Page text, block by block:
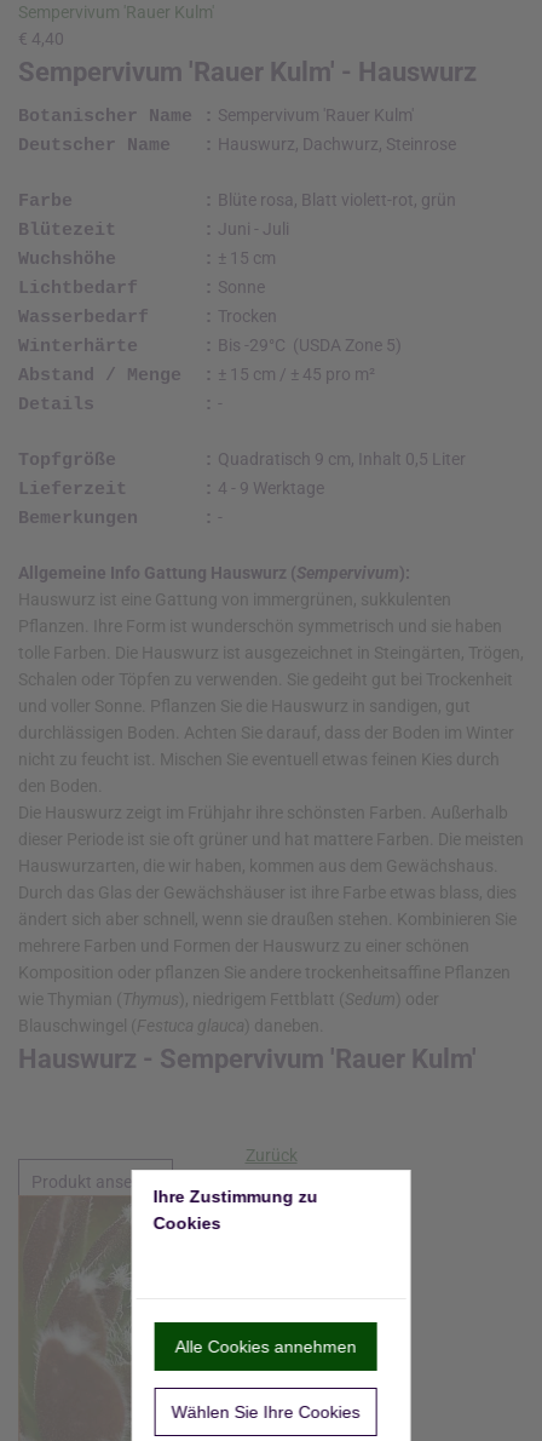
Sempervivum 'Rauer Kulm'
€ 4,40
Sempervivum 'Rauer Kulm' - Hauswurz
Botanischer Name : Sempervivum 'Rauer Kulm'
Deutscher Name : Hauswurz, Dachwurz, Steinrose
Farbe : Blüte rosa, Blatt violett-rot, grün
Blütezeit : Juni - Juli
Wuchshöhe : ± 15 cm
Lichtbedarf : Sonne
Wasserbedarf : Trocken
Winterhärte : Bis -29°C (USDA Zone 5)
Abstand / Menge : ± 15 cm / ± 45 pro m²
Details : -
Topfgröße : Quadratisch 9 cm, Inhalt 0,5 Liter
Lieferzeit : 4 - 9 Werktage
Bemerkungen : -
Allgemeine Info Gattung Hauswurz (Sempervivum):
Hauswurz ist eine Gattung von immergrünen, sukkulenten
Pflanzen. Ihre Form ist wunderschön symmetrisch und sie haben
tolle Farben. Die Hauswurz ist ausgezeichnet in Steingärten, Trögen,
Schalen oder Töpfen zu verwenden. Sie gedeiht gut bei Trockenheit
und voller Sonne. Pflanzen Sie die Hauswurz in sandigen, gut
durchlässigen Boden. Achten Sie darauf, dass der Boden im Winter
nicht zu feucht ist. Mischen Sie eventuell etwas feinen Kies durch
den Boden.
Die Hauswurz zeigt im Frühjahr ihre schönsten Farben. Außerhalb
dieser Periode ist sie oft grüner und hat mattere Farben. Die meisten
Hauswurzarten, die wir haben, kommen aus dem Gewächshaus.
Durch das Glas der Gewächshäuser ist ihre Farbe etwas blass, dies
ändert sich aber schnell, wenn sie draußen stehen. Kombinieren Sie
mehrere Farben und Formen der Hauswurz zu einer schönen
Komposition oder pflanzen Sie andere trockenheitsaffine Pflanzen
wie Thymian ( Thymus ), niedrigem Fettblatt ( Sedum ) oder
Blauschwingel ( Festuca glauca ) daneben.
Hauswurz - Sempervivum 'Rauer Kulm'
Zurück
Produkt ansehen
Ihre Zustimmung zu
Cookies
Alle Cookies annehmen
Wählen Sie Ihre Cookies